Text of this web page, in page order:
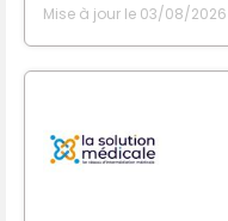
Mise à jour le 03/08/2026